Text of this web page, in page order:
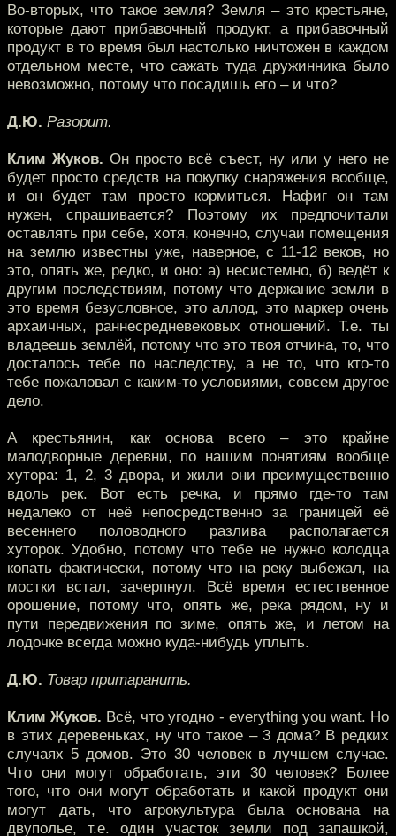
Во-вторых, что такое земля? Земля – это крестьяне,
которые дают прибавочный продукт, а прибавочный
продукт в то время был настолько ничтожен в каждом
отдельном месте, что сажать туда дружинника было
невозможно, потому что посадишь его – и что?
Д.Ю. Разорит.
Клим Жуков. Он просто всё съест, ну или у него не
будет просто средств на покупку снаряжения вообще,
и он будет там просто кормиться. Нафиг он там
нужен, спрашивается? Поэтому их предпочитали
оставлять при себе, хотя, конечно, случаи помещения
на землю известны уже, наверное, с 11-12 веков, но
это, опять же, редко, и оно: а) несистемно, б) ведёт к
другим последствиям, потому что держание земли в
это время безусловное, это аллод, это маркер очень
архаичных, раннесредневековых отношений. Т.е. ты
владеешь землёй, потому что это твоя отчина, то, что
досталось тебе по наследству, а не то, что кто-то
тебе пожаловал с каким-то условиями, совсем другое
дело.
А крестьянин, как основа всего – это крайне
малодворные деревни, по нашим понятиям вообще
хутора: 1, 2, 3 двора, и жили они преимущественно
вдоль рек. Вот есть речка, и прямо где-то там
недалеко от неё непосредственно за границей её
весеннего половодного разлива располагается
хуторок. Удобно, потому что тебе не нужно колодца
копать фактически, потому что на реку выбежал, на
мостки встал, зачерпнул. Всё время естественное
орошение, потому что, опять же, река рядом, ну и
пути передвижения по зиме, опять же, и летом на
лодочке всегда можно куда-нибудь уплыть.
Д.Ю. Товар притаранить.
Клим Жуков. Всё, что угодно - everything you want. Но
в этих деревеньках, ну что такое – 3 дома? В редких
случаях 5 домов. Это 30 человек в лучшем случае.
Что они могут обработать, эти 30 человек? Более
того, что они могут обработать и какой продукт они
могут дать, что агрокультура была основана на
двуполье, т.е. один участок земли под запашкой,